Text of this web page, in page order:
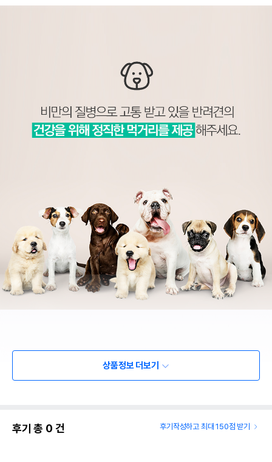
상품정보 더보기
후기 총 0 건 후기작성하고 최대 150점 받기